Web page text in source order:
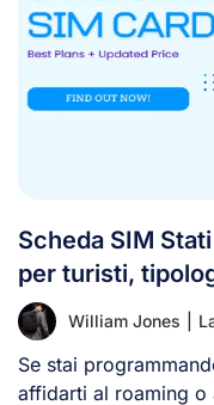
Scheda SIM
per turisti,
William Jones
Se stai
affidarti al roaming o